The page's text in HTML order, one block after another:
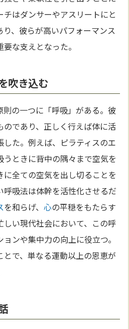
チはダンサーやアスリートにと
り、彼らが高いパフォーマンス
な支えとなった。
吹き込む
則の一つに「呼吸」がある。彼
のであり、正しく行えば体に活
した。例えば、ピラティスのエ
うときに背中の隅々まで空気を
全ての空気を出し切ることを
呼吸法は体幹を活性化させるだ
を和らげ、心の平穏をもたらす
しい現代社会において、この呼
ンや集中力の向上に役立つ。
で、単なる運動以上の恩恵が